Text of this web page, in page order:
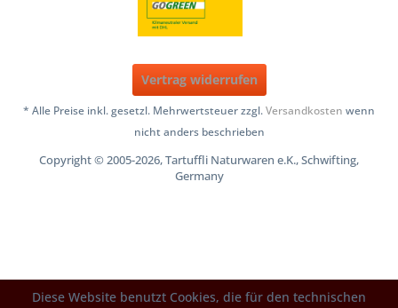
Vertrag widerrufen
* Alle Preise inkl. gesetzl. Mehrwertsteuer zzgl.Versandkosten wenn
nicht anders beschrieben
Copyright © 2005-2026, Tartuffli Naturwaren e.K., Schwifting,
Germany
Diese Website benutzt Cookies, die für den technischen